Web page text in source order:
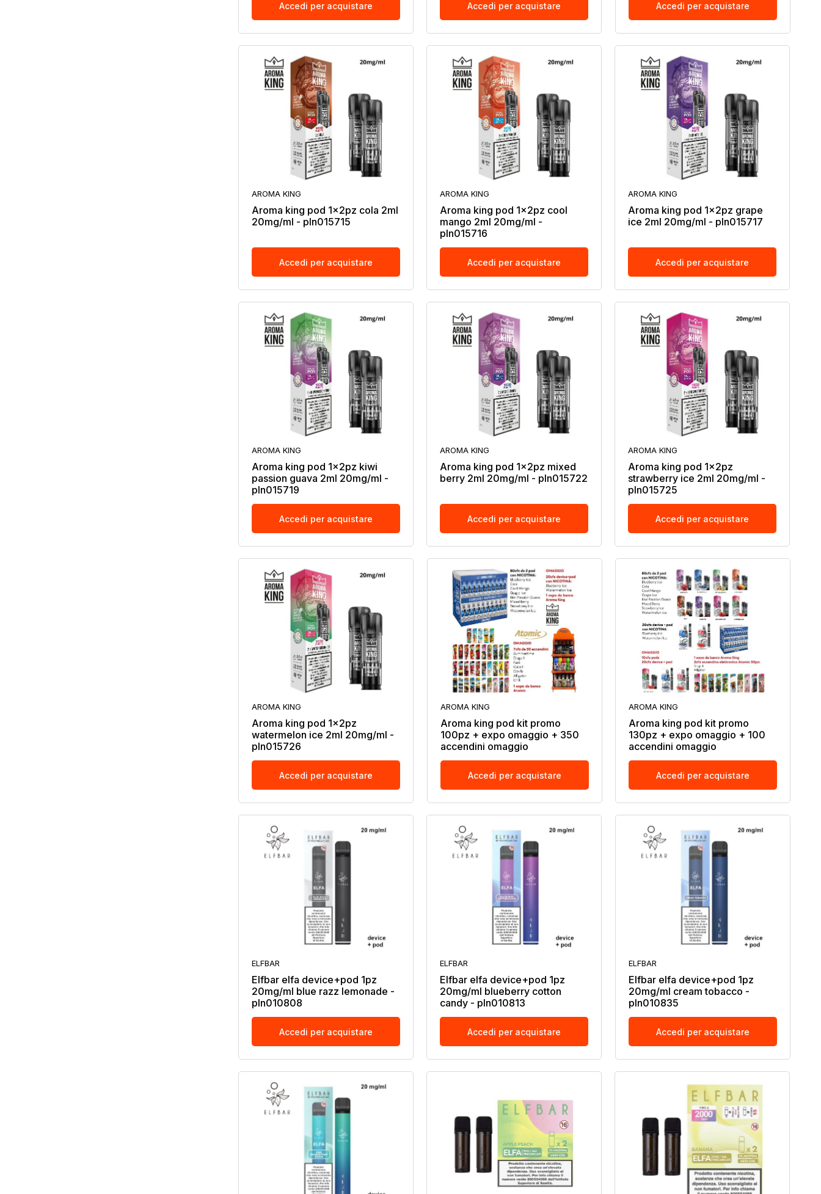
Accedi per acquistare Accedi per acquistare Accedi per acquistare
AROMA KING
Aroma king pod 1x2pz cola 2ml
20mg/ml - pln015715
Accedi per acquistare
AROMA KING
Aroma king pod 1x2pz cool
mango 2ml 20mg/ml -
pln015716
Accedi per acquistare
AROMA KING
Aroma king pod 1x2pz grape
ice 2ml 20mg/ml - pln015717
Accedi per acquistare
AROMA KING
Aroma king pod 1x2pz kiwi
passion guava 2ml 20mg/ml -
pln015719
Accedi per acquistare
AROMA KING
Aroma king pod 1x2pz mixed
berry 2ml 20mg/ml - pln015722
Accedi per acquistare
AROMA KING
Aroma king pod 1x2pz
strawberry ice 2ml 20mg/ml -
pln015725
Accedi per acquistare
AROMA KING
Aroma king pod 1x2pz
watermelon ice 2ml 20mg/ml -
pln015726
Accedi per acquistare
AROMA KING
Aroma king pod kit promo
100pz + expo omaggio + 350
accendini omaggio
Accedi per acquistare
AROMA KING
Aroma king pod kit promo
130pz + expo omaggio + 100
accendini omaggio
Accedi per acquistare
ELFBAR
Elfbar elfa device+pod 1pz
20mg/ml blue razz lemonade -
pln010808
Accedi per acquistare
ELFBAR
Elfbar elfa device+pod 1pz
20mg/ml blueberry cotton
candy - pln010813
Accedi per acquistare
ELFBAR
Elfbar elfa device+pod 1pz
20mg/ml cream tobacco -
pln010835
Accedi per acquistare